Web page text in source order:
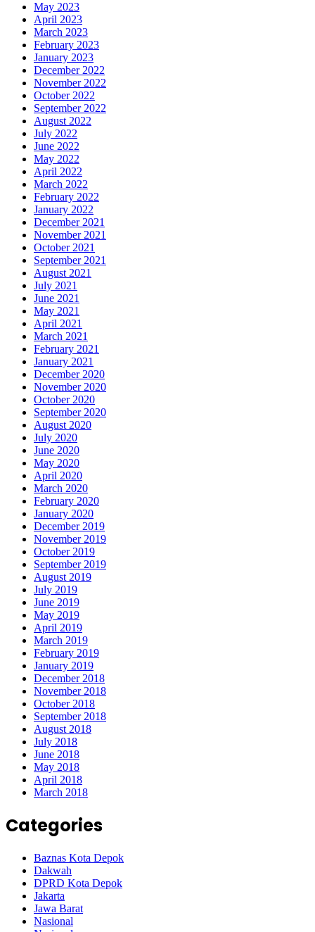
May 2023
April 2023
March 2023
February 2023
January 2023
December 2022
November 2022
October 2022
September 2022
August 2022
July 2022
June 2022
May 2022
April 2022
March 2022
February 2022
January 2022
December 2021
November 2021
October 2021
September 2021
August 2021
July 2021
June 2021
May 2021
April 2021
March 2021
February 2021
January 2021
December 2020
November 2020
October 2020
September 2020
August 2020
July 2020
June 2020
May 2020
April 2020
March 2020
February 2020
January 2020
December 2019
November 2019
October 2019
September 2019
August 2019
July 2019
June 2019
May 2019
April 2019
March 2019
February 2019
January 2019
December 2018
November 2018
October 2018
September 2018
August 2018
July 2018
June 2018
May 2018
April 2018
March 2018
Categories
Baznas Kota Depok
Dakwah
DPRD Kota Depok
Jakarta
Jawa Barat
Nasional